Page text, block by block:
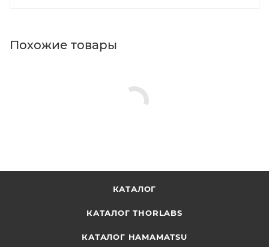
Похожие товары
КАТАЛОГ
КАТАЛОГ THORLABS
КАТАЛОГ HAMAMATSU